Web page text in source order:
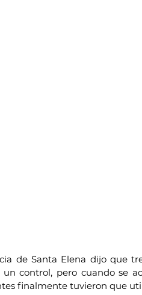
de Santa Elena dijo que
control, pero cuando se
finalmente tuvieron que